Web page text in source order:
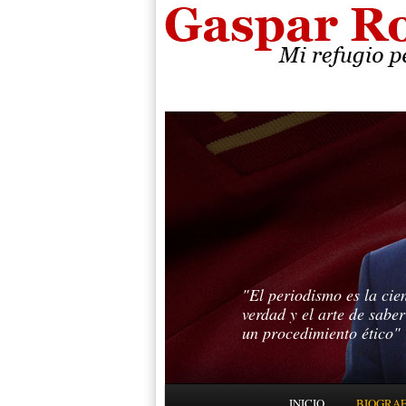
"El periodismo es la
verdad y el arte de
un procedimiento ético"